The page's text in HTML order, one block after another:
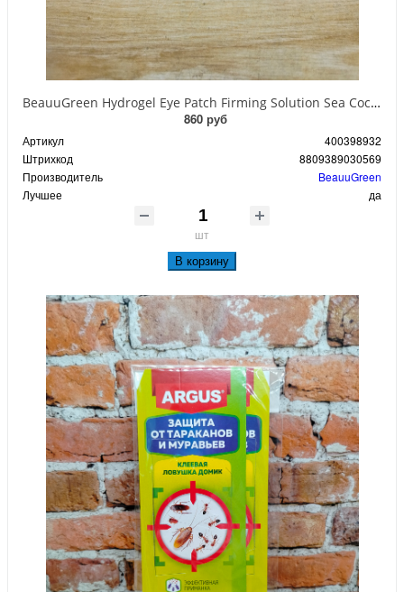
BeauuGreen Hydrogel Eye Patch Firming Solution Sea Cocumber & Black Гидрогелевые патчи для кожи вокруг глаз с экстрактом черного морского огурца 60 шт 90 гр
860 руб
Артикул
400398932
Штрихкод
8809389030569
Производитель
BeauuGreen
Лучшее
да
шт
В корзину